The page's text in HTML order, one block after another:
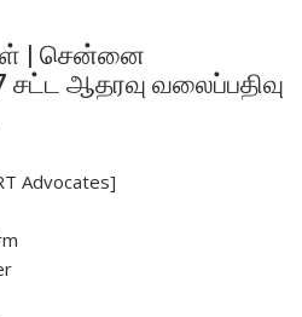
| சென்னை
ஆதரவு வலைப்பதிவு
Advocates]